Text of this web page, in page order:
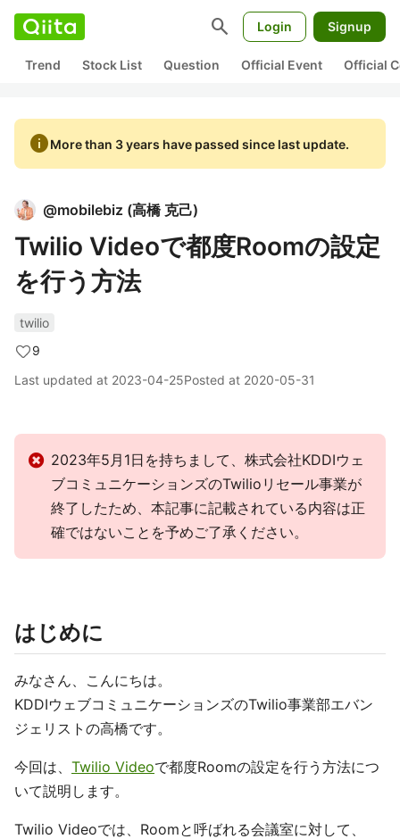
search Login Signup
Trend Stock List Question Official Event Official
infoMore than 3 years have passed since last update.
@mobilebiz (高橋 克己)
Twilio Videoで都度Roomの設定
を行う方法
twilio
9
Last updated at 2023-04-25Posted at 2020-05-31
2023年5月1日を持ちまして、株式会社KDDIウェ
ブコミュニケーションズのTwilioリセール事業が
終了したため、本記事に記載されている内容は正
確ではないことを予めご了承ください。
はじめに
みなさん、こんにちは。
KDDIウェブコミュニケーションズのTwilio事業部エバン
ジェリストの高橋です。
今回は、 Twilio Videoで都度Roomの設定を行う方法につ
いて説明します。
Twilio Videoでは、Roomと呼ばれる会議室に対して、